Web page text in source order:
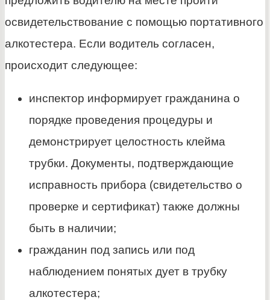
освидетельствование с помощью портативного
алкотестера. Если водитель согласен,
происходит следующее:
инспектор информирует гражданина о
порядке проведения процедуры и
демонстрирует целостность клейма
трубки. Документы, подтверждающие
исправность прибора (свидетельство о
проверке и сертификат) также должны
быть в наличии;
гражданин под запись или под
наблюдением понятых дует в трубку
алкотестера;